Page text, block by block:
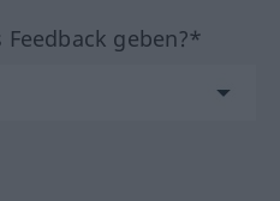
geben?*